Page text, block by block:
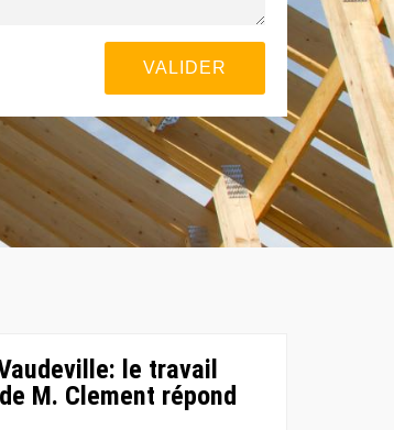
le travail
M. Clement répond